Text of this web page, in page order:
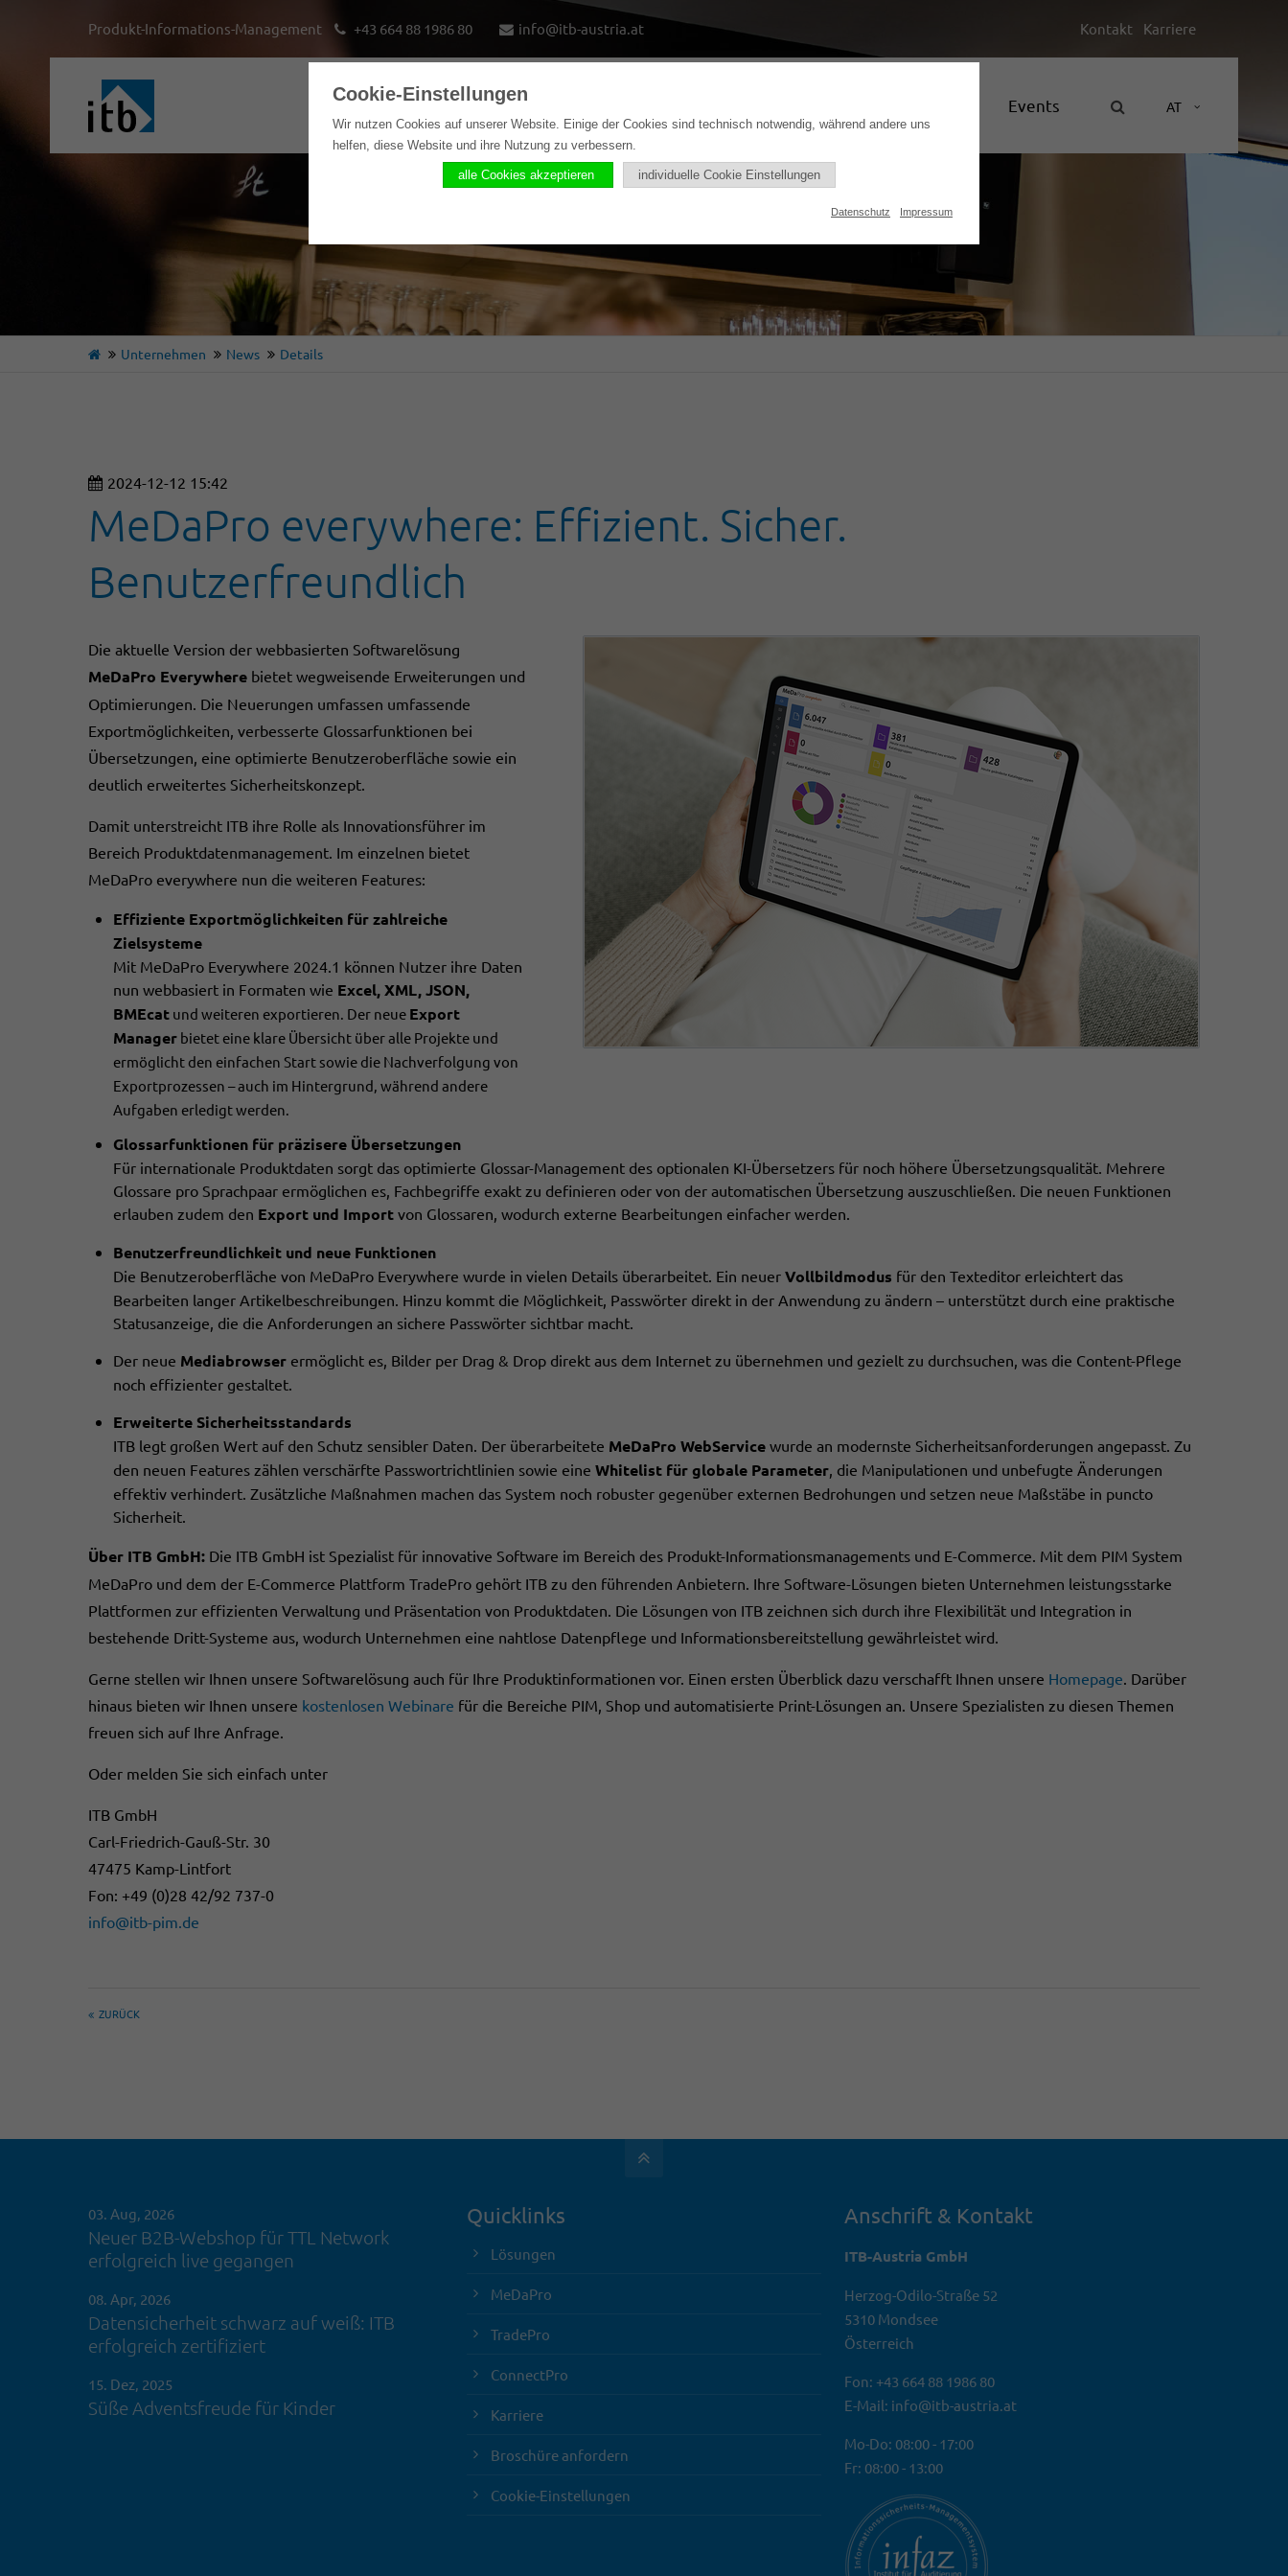
Kontakt Karriere
Produkt-Informations-Management +43 664 88 1986 80 info@itb-austria.at
AT
Home Lösungen Events
Unternehmen News Details
2024-12-12 15:42
MeDaPro everywhere: Effizient. Sicher.
Benutzerfreundlich
Die aktuelle Version der webbasierten Softwarelösung
MeDaPro Everywhere bietet wegweisende Erweiterungen und
Optimierungen. Die Neuerungen umfassen umfassende
Exportmöglichkeiten, verbesserte Glossarfunktionen bei
Übersetzungen, eine optimierte Benutzeroberfläche sowie ein
deutlich erweitertes Sicherheitskonzept.
Damit unterstreicht ITB ihre Rolle als Innovationsführer im
Bereich Produktdatenmanagement. Im einzelnen bietet
MeDaPro everywhere nun die weiteren Features:
Effiziente Exportmöglichkeiten für zahlreiche
Zielsysteme
Mit MeDaPro Everywhere 2024.1 können Nutzer ihre Daten
nun webbasiert in Formaten wie Excel, XML, JSON,
BMEcat und weiteren exportieren. Der neue Export
Manager bietet eine klare Übersicht über alle Projekte und
ermöglicht den einfachen Start sowie die Nachverfolgung von
Exportprozessen – auch im Hintergrund, während andere
Aufgaben erledigt werden.
Glossarfunktionen für präzisere Übersetzungen
Für internationale Produktdaten sorgt das optimierte Glossar-Management des optionalen KI-Übersetzers für noch höhere Übersetzungsqualität. Mehrere
Glossare pro Sprachpaar ermöglichen es, Fachbegriffe exakt zu definieren oder von der automatischen Übersetzung auszuschließen. Die neuen Funktionen
erlauben zudem den Export und Import von Glossaren, wodurch externe Bearbeitungen einfacher werden.
Benutzerfreundlichkeit und neue Funktionen
Die Benutzeroberfläche von MeDaPro Everywhere wurde in vielen Details überarbeitet. Ein neuer Vollbildmodus für den Texteditor erleichtert das
Bearbeiten langer Artikelbeschreibungen. Hinzu kommt die Möglichkeit, Passwörter direkt in der Anwendung zu ändern – unterstützt durch eine praktische
Statusanzeige, die die Anforderungen an sichere Passwörter sichtbar macht.
Der neue Mediabrowser ermöglicht es, Bilder per Drag & Drop direkt aus dem Internet zu übernehmen und gezielt zu durchsuchen, was die Content-Pflege
noch effizienter gestaltet.
Erweiterte Sicherheitsstandards
ITB legt großen Wert auf den Schutz sensibler Daten. Der überarbeitete MeDaPro WebService wurde an modernste Sicherheitsanforderungen angepasst. Zu
den neuen Features zählen verschärfte Passwortrichtlinien sowie eine Whitelist für globale Parameter, die Manipulationen und unbefugte Änderungen
effektiv verhindert. Zusätzliche Maßnahmen machen das System noch robuster gegenüber externen Bedrohungen und setzen neue Maßstäbe in puncto
Sicherheit.
Über ITB GmbH: Die ITB GmbH ist Spezialist für innovative Software im Bereich des Produkt-Informationsmanagements und E-Commerce. Mit dem PIM System
MeDaPro und dem der E-Commerce Plattform TradePro gehört ITB zu den führenden Anbietern. Ihre Software-Lösungen bieten Unternehmen leistungsstarke
Plattformen zur effizienten Verwaltung und Präsentation von Produktdaten. Die Lösungen von ITB zeichnen sich durch ihre Flexibilität und Integration in
bestehende Dritt-Systeme aus, wodurch Unternehmen eine nahtlose Datenpflege und Informationsbereitstellung gewährleistet wird.
Gerne stellen wir Ihnen unsere Softwarelösung auch für Ihre Produktinformationen vor. Einen ersten Überblick dazu verschafft Ihnen unsere Homepage. Darüber
hinaus bieten wir Ihnen unsere kostenlosen Webinare für die Bereiche PIM, Shop und automatisierte Print-Lösungen an. Unsere Spezialisten zu diesen Themen
freuen sich auf Ihre Anfrage.
Oder melden Sie sich einfach unter
ITB GmbH
Carl-Friedrich-Gauß-Str. 30
47475 Kamp-Lintfort
Fon: +49 (0)28 42/92 737-0
info@itb-pim.de
ZURÜCK
03. Aug, 2026
Neuer B2B-Webshop für TTL Network
erfolgreich live gegangen
08. Apr, 2026
Datensicherheit schwarz auf weiß: ITB
erfolgreich zertifiziert
15. Dez, 2025
Süße Adventsfreude für Kinder
Quicklinks
Lösungen
MeDaPro
TradePro
ConnectPro
Karriere
Broschüre anfordern
Cookie-Einstellungen
Anschrift & Kontakt
ITB-Austria GmbH
Herzog-Odilo-Straße 52
5310 Mondsee
Österreich
Fon: +43 664 88 1986 80
E-Mail: info@itb-austria.at
Mo-Do: 08:00 - 17:00
Fr: 08:00 - 13:00
Cookie-Einstellungen
Wir nutzen Cookies auf unserer Website. Einige der Cookies sind technisch notwendig, während andere uns
helfen, diese Website und ihre Nutzung zu verbessern.
alle Cookies akzeptieren individuelle Cookie Einstellungen
Datenschutz Impressum